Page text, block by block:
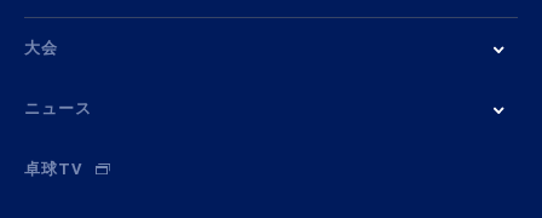
大会
ニュース
卓球TV